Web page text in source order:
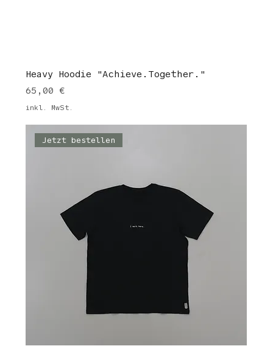
Heavy Hoodie "Achieve.Together."
Preis
65,00 €
inkl. MwSt.
Jetzt bestellen